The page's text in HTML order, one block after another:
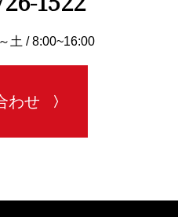
土 / 8:00~16:00
わせ